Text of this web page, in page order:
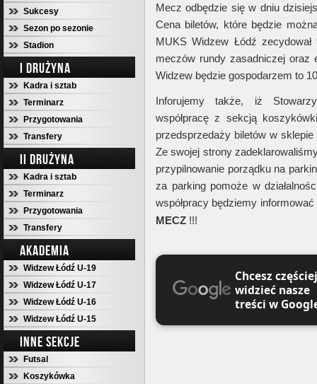
Sukcesy
Sezon po sezonie
Stadion
I DRUŻYNA
Kadra i sztab
Terminarz
Przygotowania
Transfery
II DRUŻYNA
Kadra i sztab
Terminarz
Przygotowania
Transfery
AKADEMIA
Widzew Łódź U-19
Widzew Łódź U-17
Widzew Łódź U-16
Widzew Łódź U-15
INNE SEKCJE
Futsal
Koszykówka
Mecz odbędzie się w dniu
Cena biletów, które będzie
MUKS Widzew Łódź
meczów rundy zasadniczej oraz
Widzew będzie gospodarzem to
Inforujemy także, iż
współpracę z sekcją
przedsprzedaży biletów w
Ze swojej strony
przypilnowanie porządku na
za parking pomoże w
współpracy będziemy
MECZ !!!
Chcesz częściej
widzieć nasze
treści w